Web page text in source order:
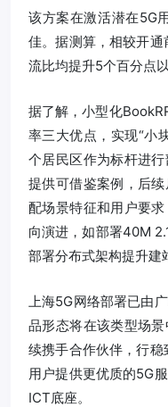
该方案在激活潜在5G
佳。据测算，相较开
流比均提升5个百分点以
据了解，小型化
率三大优点，实现“小
个居民区作为标杆进
提供可借鉴案例，后
配场景特征和用户要
向演进，如部署40M
部署分布式架构提升建
上海5G网络部署已由
品形态将在该类型场
续携手合作伙伴，行
用户提供更优质的5G
ICT底座。